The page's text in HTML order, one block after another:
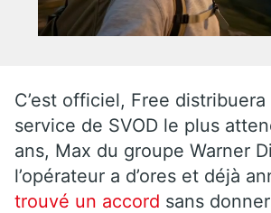
C’est officiel, Free
service de SVOD le plus
ans, Max du groupe Warner
l’opérateur a d’ores et déjà
trouvé un accord sans